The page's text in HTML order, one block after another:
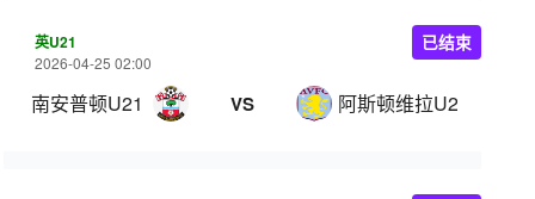
英U21
2026-04-25 02:00
南安普顿U21 VS 阿斯顿维拉U21
已结束